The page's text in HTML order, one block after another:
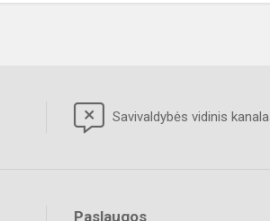
Savivaldybės vidinis
Paslaugos